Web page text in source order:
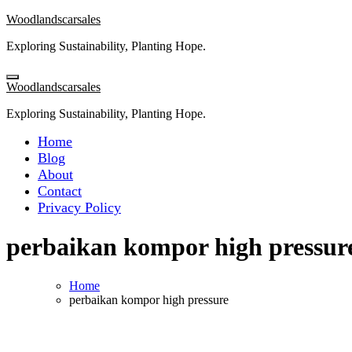
Skip
content
Woodlandscarsales
Exploring Sustainability, Planting Hope.
Woodlandscarsales
Exploring Sustainability, Planting Hope.
Home
Blog
About
Contact
Privacy Policy
perbaikan kompor high
Home
perbaikan kompor high pressure